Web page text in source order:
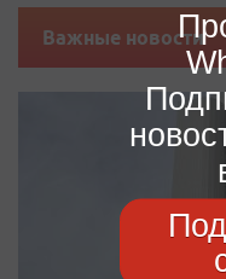
Важные новости